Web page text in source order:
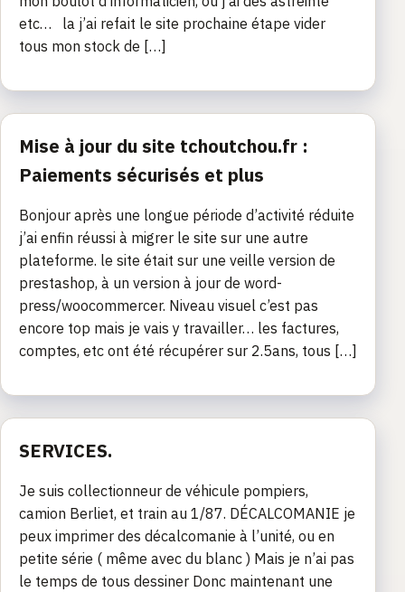
etc… la j’ai refait le site prochaine étape vider
tous mon stock de […]
Mise à jour du site tchoutchou.fr :
Paiements sécurisés et plus
Bonjour après une longue période d’activité réduite
j’ai enfin réussi à migrer le site sur une autre
plateforme. le site était sur une veille version de
prestashop, à un version à jour de word-
press/woocommercer. Niveau visuel c’est pas
encore top mais je vais y travailler… les factures,
comptes, etc ont été récupérer sur 2.5ans, tous […]
SERVICES.
Je suis collectionneur de véhicule pompiers,
camion Berliet, et train au 1/87. DÉCALCOMANIE je
peux imprimer des décalcomanie à l’unité, ou en
petite série ( même avec du blanc ) Mais je n’ai pas
le temps de tous dessiner Donc maintenant une